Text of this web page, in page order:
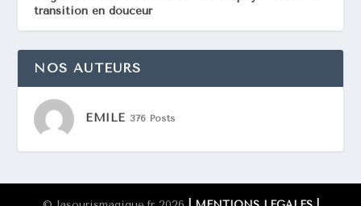
transition en douceur
NOS AUTEURS
EMILE 376 Posts